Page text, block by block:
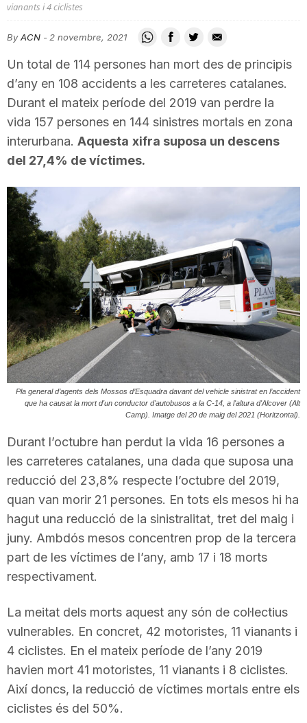
u
t
a
t
d
T
a
r
a
g
o
n
a
vianants i 4 ciclistes
By ACN - 2 novembre, 2021
Un total de 114 persones han mort des de principis
d’any en 108 accidents a les carreteres catalanes.
Durant el mateix període del 2019 van perdre la
vida 157 persones en 144 sinistres mortals en zona
interurbana. Aquesta xifra suposa un descens
del 27,4% de víctimes.
Pla general d’agents dels Mossos d’Esquadra davant del vehicle sinistrat en l’accident
que ha causat la mort d'un conductor d'autobusos a la C-14, a l'altura d'Alcover (Alt
Camp). Imatge del 20 de maig del 2021 (Horitzontal).
Durant l’octubre han perdut la vida 16 persones a
les carreteres catalanes, una dada que suposa una
reducció del 23,8% respecte l’octubre del 2019,
quan van morir 21 persones. En tots els mesos hi ha
hagut una reducció de la sinistralitat, tret del maig i
juny. Ambdós mesos concentren prop de la tercera
part de les víctimes de l’any, amb 17 i 18 morts
respectivament.
La meitat dels morts aquest any són de col·lectius
vulnerables. En concret, 42 motoristes, 11 vianants i
4 ciclistes. En el mateix període de l’any 2019
havien mort 41 motoristes, 11 vianants i 8 ciclistes.
Així doncs, la reducció de víctimes mortals entre els
ciclistes és del 50%.